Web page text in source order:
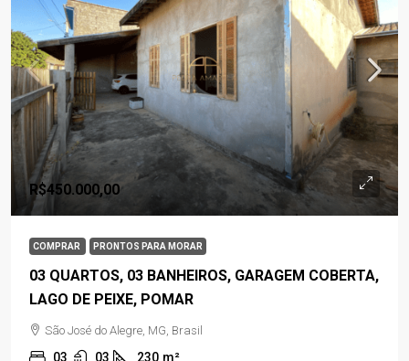
R$450.000,00
COMPRAR PRONTOS PARA MORAR
03 QUARTOS, 03 BANHEIROS, GARAGEM COBERTA,
LAGO DE PEIXE, POMAR
São José do Alegre, MG, Brasil
03 03 230 m²